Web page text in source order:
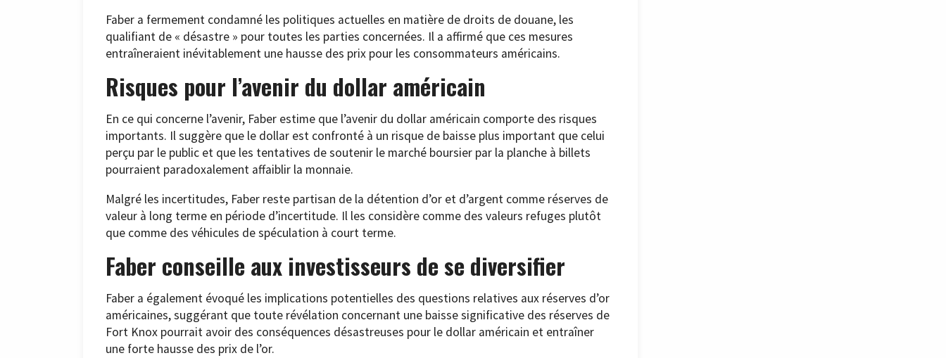
Faber a fermement condamné les politiques actuelles en matière de droits de douane, les
qualifiant de « désastre » pour toutes les parties concernées. Il a affirmé que ces mesures
entraîneraient inévitablement une hausse des prix pour les consommateurs américains.
Risques pour l’avenir du dollar américain
En ce qui concerne l’avenir, Faber estime que l’avenir du dollar américain comporte des risques
importants. Il suggère que le dollar est confronté à un risque de baisse plus important que celui
perçu par le public et que les tentatives de soutenir le marché boursier par la planche à billets
pourraient paradoxalement affaiblir la monnaie.
Malgré les incertitudes, Faber reste partisan de la détention d’or et d’argent comme réserves de
valeur à long terme en période d’incertitude. Il les considère comme des valeurs refuges plutôt
que comme des véhicules de spéculation à court terme.
Faber conseille aux investisseurs de se diversifier
Faber a également évoqué les implications potentielles des questions relatives aux réserves d’or
américaines, suggérant que toute révélation concernant une baisse significative des réserves de
Fort Knox pourrait avoir des conséquences désastreuses pour le dollar américain et entraîner
une forte hausse des prix de l’or.